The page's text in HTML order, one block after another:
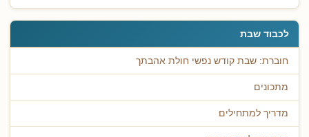
לכבוד שבת
חוברת: שבת קודש נפשי חולת אהבתך
מתכונים
מדריך למתחילים